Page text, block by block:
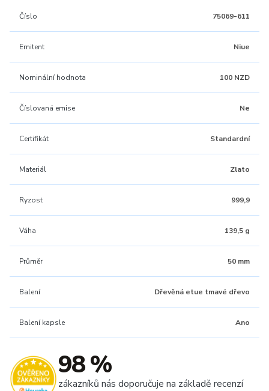
Číslo 75069-611
Emitent Niue
Nominální hodnota 100 NZD
Číslovaná emise Ne
Certifikát Standardní
Materiál Zlato
Ryzost 999,9
Váha 139,5 g
Průměr 50 mm
Balení Dřevěná etue tmavé dřevo
Balení kapsle Ano
98 %
zákazníků nás doporučuje na základě recenzí